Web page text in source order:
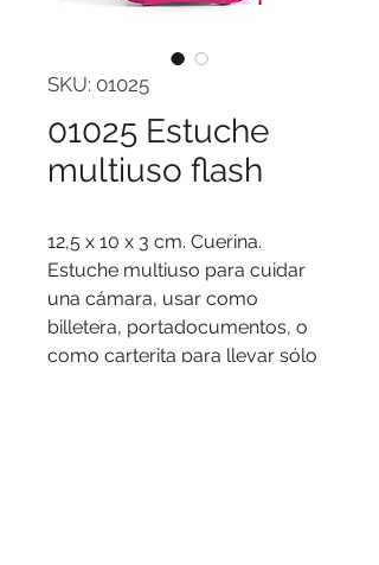
SKU: 01025
01025 Estuche
multiuso flash
12,5 x 10 x 3 cm. Cuerina.
Estuche multiuso para cuidar
una cámara, usar como
billetera, portadocumentos, o
como carterita para llevar sólo